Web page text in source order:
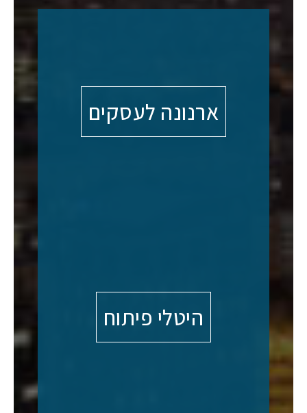
ארנונה לעסקים
היטלי פיתוח